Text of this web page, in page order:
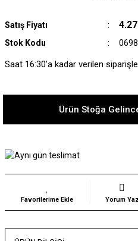
Satış Fiyatı
Stok Kodu
Saat 16:30'a kadar verilen
Ürün Stoğa
Yorum Yaz